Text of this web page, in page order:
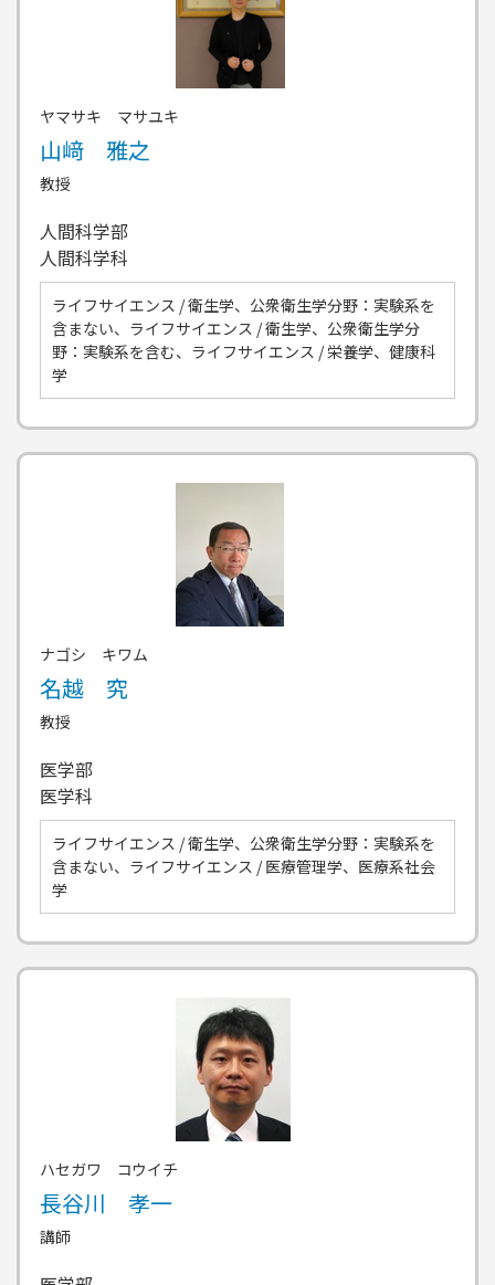
ヤマサキ マサユキ
山﨑 雅之
教授
人間科学部
人間科学科
ライフサイエンス / 衛生学、公衆衛生学分野：実験系を
含まない、ライフサイエンス / 衛生学、公衆衛生学分
野：実験系を含む、ライフサイエンス / 栄養学、健康科
学
ナゴシ キワム
名越 究
教授
医学部
医学科
ライフサイエンス / 衛生学、公衆衛生学分野：実験系を
含まない、ライフサイエンス / 医療管理学、医療系社会
学
ハセガワ コウイチ
長谷川 孝一
講師